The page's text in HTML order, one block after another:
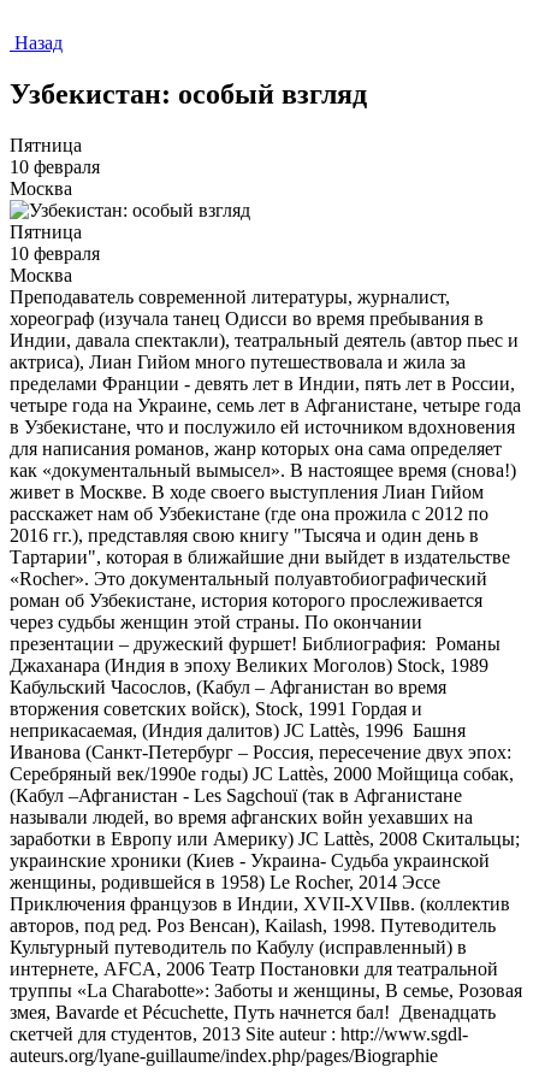
Назад
Узбекистан: особый взгляд
Пятница
10 февраля
Москва
Пятница
10 февраля
Москва
Преподаватель современной литературы, журналист,
хореограф (изучала танец Одисси во время пребывания в
Индии, давала спектакли), театральный деятель (автор пьес и
актриса), Лиан Гийом много путешествовала и жила за
пределами Франции - девять лет в Индии, пять лет в России,
четыре года на Украине, семь лет в Афганистане, четыре года
в Узбекистане, что и послужило ей источником вдохновения
для написания романов, жанр которых она сама определяет
как «документальный вымысел». В настоящее время (снова!)
живет в Москве. В ходе своего выступления Лиан Гийом
расскажет нам об Узбекистане (где она прожила с 2012 по
2016 гг.), представляя свою книгу "Тысяча и один день в
Тартарии", которая в ближайшие дни выйдет в издательстве
«Rocher». Это документальный полуавтобиографический
роман об Узбекистане, история которого прослеживается
через судьбы женщин этой страны. По окончании
презентации – дружеский фуршет! Библиография: Романы
Джаханара (Индия в эпоху Великих Моголов) Stock, 1989
Кабульский Часослов, (Кабул – Афганистан во время
вторжения советских войск), Stock, 1991 Гордая и
неприкасаемая, (Индия далитов) JC Lattès, 1996 Башня
Иванова (Санкт-Петербург – Россия, пересечение двух эпох:
Серебряный век/1990е годы) JC Lattès, 2000 Мойщица собак,
(Кабул –Афганистан - Les Sagchouï (так в Афганистане
называли людей, во время афганских войн уехавших на
заработки в Европу или Америку) JC Lattès, 2008 Скитальцы;
украинские хроники (Киев - Украина- Судьба украинской
женщины, родившейся в 1958) Le Rocher, 2014 Эссе
Приключения французов в Индии, XVII-XVIIвв. (коллектив
авторов, под ред. Роз Венсан), Kailash, 1998. Путеводитель
Культурный путеводитель по Кабулу (исправленный) в
интернете, AFCA, 2006 Театр Постановки для театральной
труппы «La Charabotte»: Заботы и женщины, В семье, Розовая
змея, Bavarde et Pécuchette, Путь начнется бал! Двенадцать
скетчей для студентов, 2013 Site auteur : http://www.sgdl-
auteurs.org/lyane-guillaume/index.php/pages/Biographie